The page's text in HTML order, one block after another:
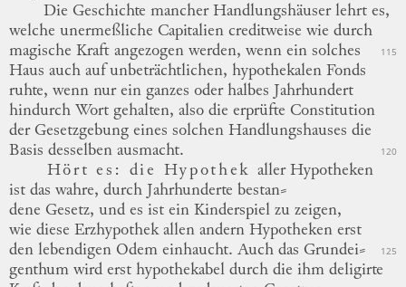
Die Geschichte mancher Handlungshäuser lehrt es,
welche unermeßliche Capitalien creditweise wie durch
magische Kraft angezogen werden, wenn ein solches
115
Haus auch auf unbeträchtlichen, hypothekalen Fonds
ruhte, wenn nur ein ganzes oder halbes Jahrhundert
hindurch Wort gehalten, also die erprüfte Constitution
der Gesetzgebung eines solchen Handlungshauses die
Basis desselben ausmacht.
120
Hört es: die Hypothek aller Hypotheken
ist das wahre, durch Jahrhunderte bestan⸗
dene Gesetz, und es ist ein Kinderspiel zu zeigen,
wie diese Erzhypothek allen andern Hypotheken erst
den lebendigen Odem einhaucht. Auch das Grundei⸗ 125
genthum wird erst hypothekabel durch die ihm deligirte